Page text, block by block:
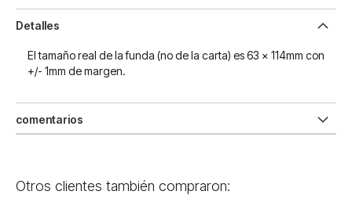
Detalles
El tamaño real de la funda (no de la carta) es 63 x 114mm con
+/- 1mm de margen.
comentarios
Otros clientes también compraron: